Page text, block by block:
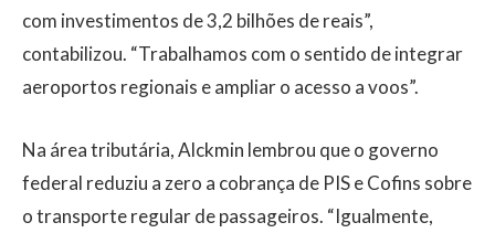
com investimentos de 3,2 bilhões de reais”,
contabilizou. “Trabalhamos com o sentido de integrar
aeroportos regionais e ampliar o acesso a voos”.
Na área tributária, Alckmin lembrou que o governo
federal reduziu a zero a cobrança de PIS e Cofins sobre
o transporte regular de passageiros. “Igualmente,